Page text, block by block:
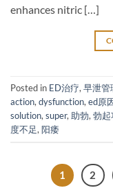
enhances nitric […]
Posted in ED治疗, 早泄管
action, dysfunction, ed原
solution, super, 助勃, 勃起
度不足, 阳痿
1 2